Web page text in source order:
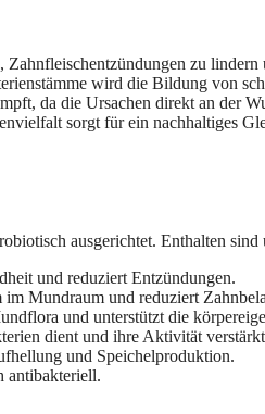
zu
wird die Bildung von
da die Ursachen direkt an der
sorgt für ein nachhaltiges
ausgerichtet. Enthalten sind
und reduziert Entzündungen.
Mundraum und reduziert
und unterstützt die
dient und ihre Aktivität
und Speichelproduktion.
antibakteriell.